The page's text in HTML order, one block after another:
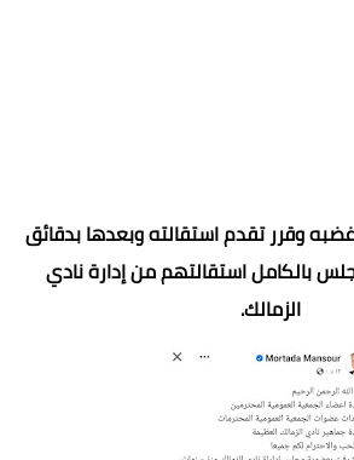
وقرر تقدم استقالته وبعدها بدقائق
بالكامل استقالتهم من إدارة نادي
الزمالك.